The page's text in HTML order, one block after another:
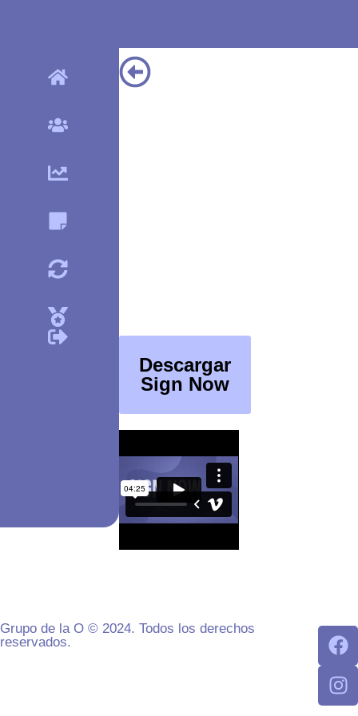
Descargar
Sign Now
Grupo de la O © 2024. Todos los derechos
reservados.